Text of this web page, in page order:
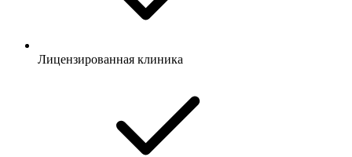
Лицензированная клиника